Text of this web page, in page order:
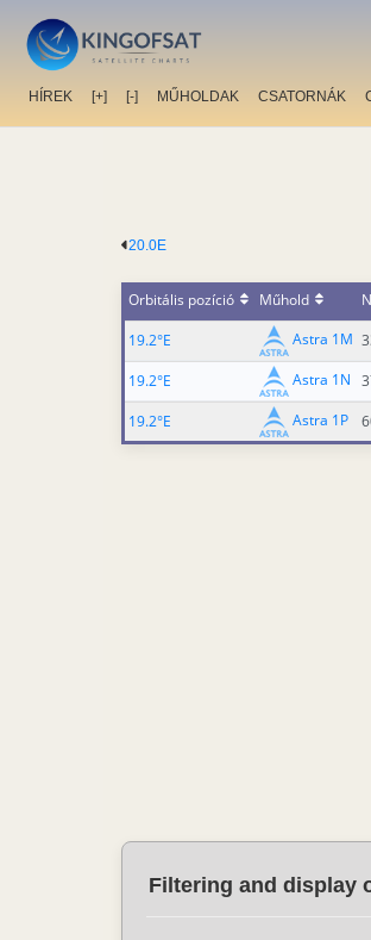
HÍREK [+] [-] MŰHOLDAK CSATORNÁK
20.0E
Orbitális pozíció Műhold
19.2°E
Astra 1M
19.2°E
Astra 1N
19.2°E
Astra 1P
Filtering and display